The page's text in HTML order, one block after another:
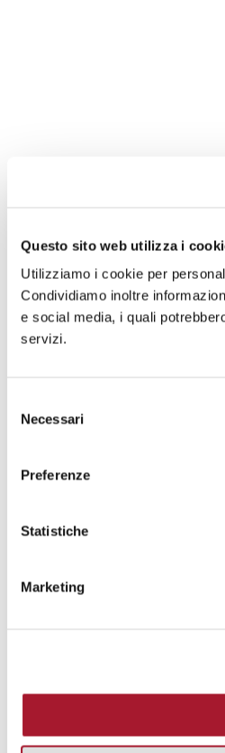
Questo sito web utilizza i
Utilizziamo i cookie per
Condividiamo inoltre
e social media, i quali
servizi.
delNecessari
Preferenze
Statistiche
Marketing